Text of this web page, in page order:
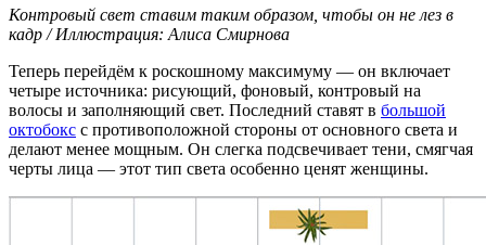
Контровый свет ставим таким образом, чтобы он не лез в
кадр / Иллюстрация: Алиса Смирнова
Теперь перейдём к роскошному максимуму — он включает
четыре источника: рисующий, фоновый, контровый на
волосы и заполняющий свет. Последний ставят в большой
октобокс с противоположной стороны от основного света и
делают менее мощным. Он слегка подсвечивает тени, смягчая
черты лица — этот тип света особенно ценят женщины.